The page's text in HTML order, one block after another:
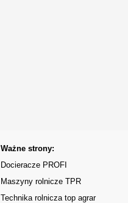
Ważne strony:
Docieracze PROFI
Maszyny rolnicze TPR
Technika rolnicza top agrar